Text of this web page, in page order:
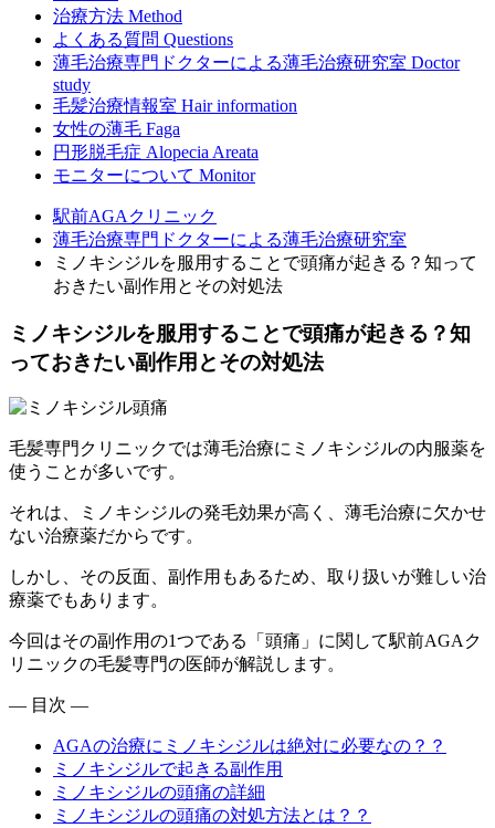
治療方法 Method
よくある質問 Questions
薄毛治療専門ドクターによる薄毛治療研究室 Doctor
study
毛髪治療情報室 Hair information
女性の薄毛 Faga
円形脱毛症 Alopecia Areata
モニターについて Monitor
駅前AGAクリニック
薄毛治療専門ドクターによる薄毛治療研究室
ミノキシジルを服用することで頭痛が起きる？知って
おきたい副作用とその対処法
ミノキシジルを服用することで頭痛が起きる？知
っておきたい副作用とその対処法
毛髪専門クリニックでは薄毛治療にミノキシジルの内服薬を
使うことが多いです。
それは、ミノキシジルの発毛効果が高く、薄毛治療に欠かせ
ない治療薬だからです。
しかし、その反面、副作用もあるため、取り扱いが難しい治
療薬でもあります。
今回はその副作用の1つである「頭痛」に関して駅前AGAク
リニックの毛髪専門の医師が解説します。
— 目次 —
AGAの治療にミノキシジルは絶対に必要なの？？
ミノキシジルで起きる副作用
ミノキシジルの頭痛の詳細
ミノキシジルの頭痛の対処方法とは？？